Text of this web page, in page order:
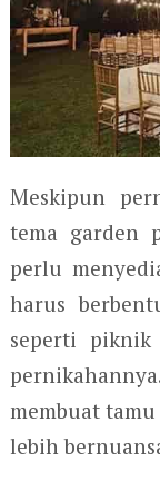
Meskipun
tema garden
perlu
harus
seperti
membuat
lebih